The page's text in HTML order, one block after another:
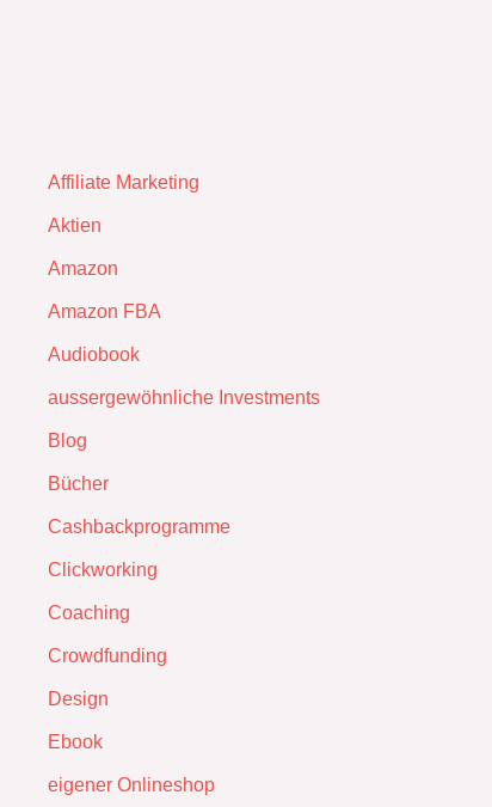
Affiliate Marketing
Aktien
Amazon
Amazon FBA
Audiobook
aussergewöhnliche Investments
Blog
Bücher
Cashbackprogramme
Clickworking
Coaching
Crowdfunding
Design
Ebook
eigener Onlineshop